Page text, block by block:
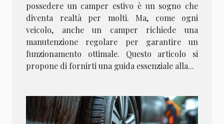
possedere un camper estivo è un sogno che
diventa realtà per molti. Ma, come ogni
veicolo, anche un camper richiede una
manutenzione regolare per garantire un
funzionamento ottimale. Questo articolo si
propone di fornirti una guida essenziale alla...